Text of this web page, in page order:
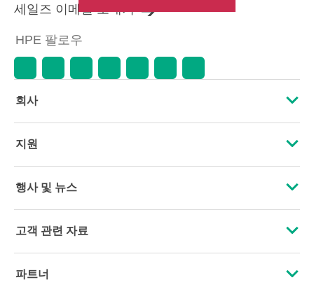
세일즈 이메일 보내기
HPE 팔로우
회사
HPE 소개
기업의 책임
HPE Labs
지원
운영 지원 서비스
소프트웨어 및 드라이버
행사 및 뉴스
행사
고객 관련 자료
문의하기
파트너